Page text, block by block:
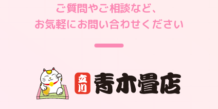
ご質問やご相談など、
お気軽にお問い合わせください